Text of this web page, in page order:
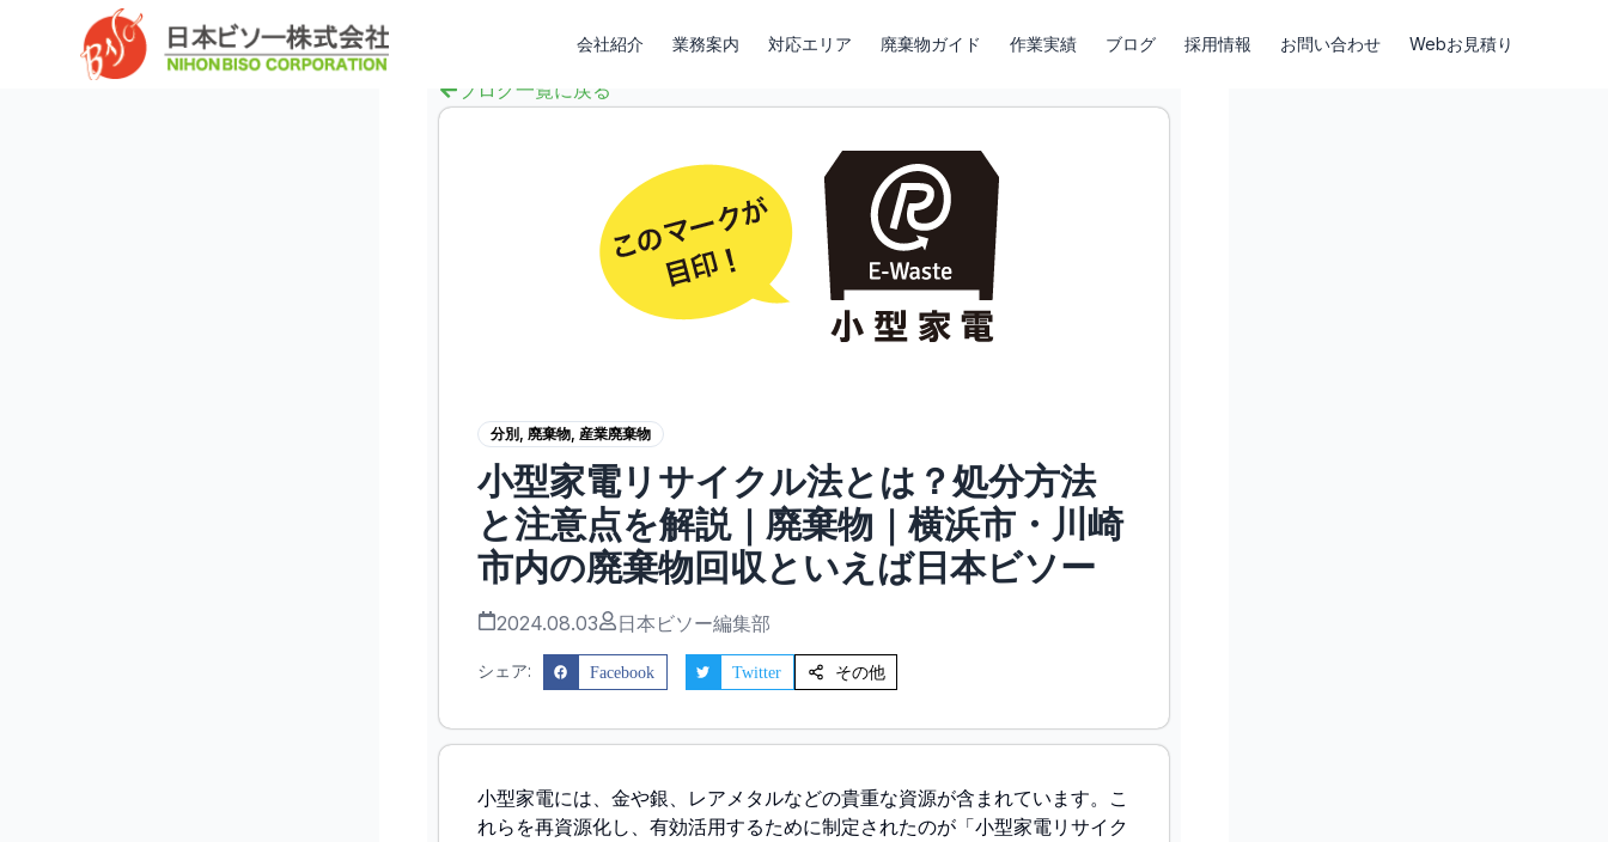
会社紹介 業務案内 対応エリア 廃棄物ガイド 作業実績 ブログ 採用情報 お問い合わせ Webお見積り
ブログ一覧に戻る
分別 , 廃棄物, 産業廃棄物
小型家電リサイクル法とは？処分方法
と注意点を解説｜廃棄物｜横浜市・川崎
市内の廃棄物回収といえば日本ビソー
2024.08.03 日本ビソー編集部
シェア: Facebook Twitter その他
小型家電には、金や銀、レアメタルなどの貴重な資源が含まれています。こ
れらを再資源化し、有効活用するために制定されたのが「小型家電リサイク